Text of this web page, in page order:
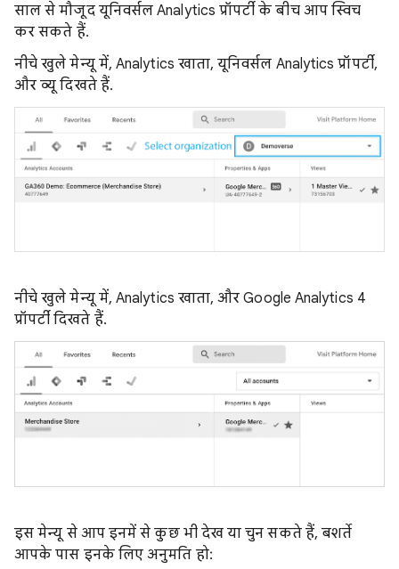
साल से मौजूद यूनिवर्सल Analytics प्रॉपर्टी के बीच आप स्विच
कर सकते हैं.
नीचे खुले मेन्यू में, Analytics खाता, यूनिवर्सल Analytics प्रॉपर्टी,
और व्यू दिखते हैं.
नीचे खुले मेन्यू में, Analytics खाता, और Google Analytics 4
प्रॉपर्टी दिखते हैं.
इस मेन्यू से आप इनमें से कुछ भी देख या चुन सकते हैं, बशर्ते
आपके पास इनके लिए अनुमति हो: